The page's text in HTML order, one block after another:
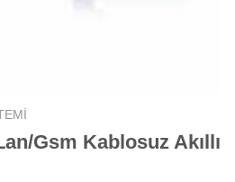
Gsm Kablosuz Akıllı